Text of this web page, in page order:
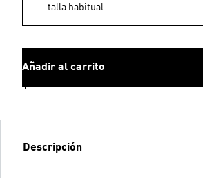
talla habitual.
Añadir al carrito
Descripción